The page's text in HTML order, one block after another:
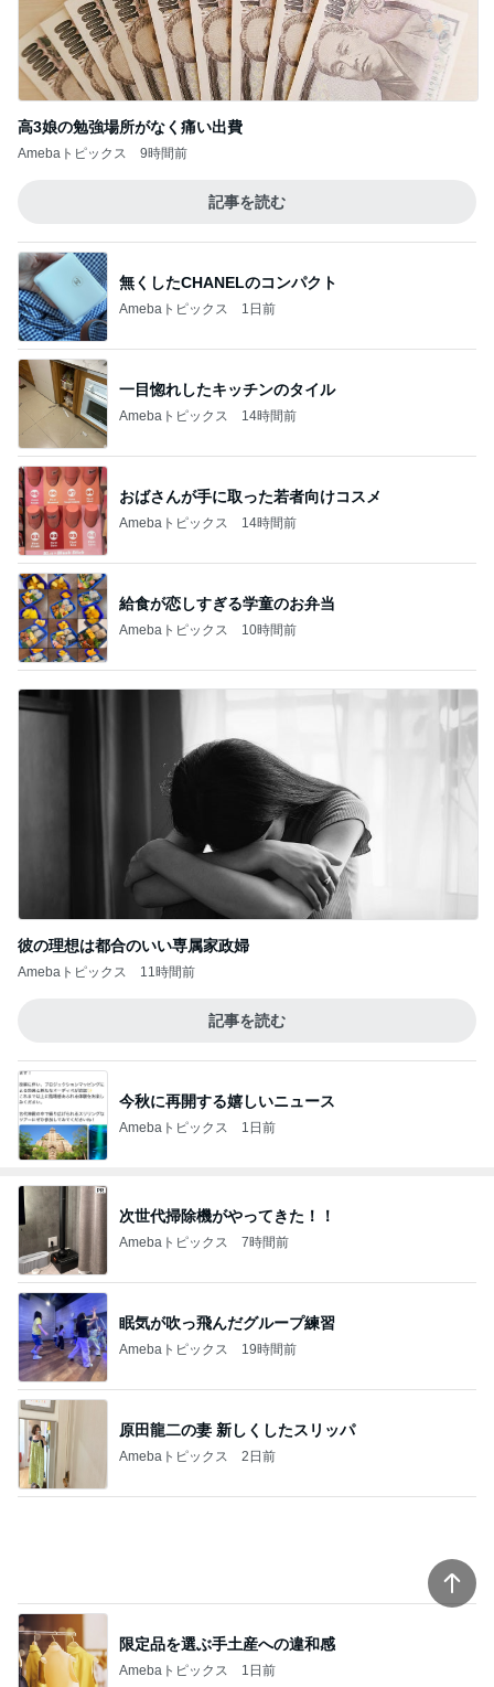
高3娘の勉強場所がなく痛い出費
Amebaトピックス 9時間前
記事を読む
無くしたCHANELのコンパクト
Amebaトピックス 1日前
一目惚れしたキッチンのタイル
Amebaトピックス 14時間前
おばさんが手に取った若者向けコスメ
Amebaトピックス 14時間前
給食が恋しすぎる学童のお弁当
Amebaトピックス 10時間前
彼の理想は都合のいい専属家政婦
Amebaトピックス 11時間前
記事を読む
今秋に再開する嬉しいニュース
Amebaトピックス 1日前
次世代掃除機がやってきた！！
Amebaトピックス 7時間前
眠気が吹っ飛んだグループ練習
Amebaトピックス 19時間前
原田龍二の妻 新しくしたスリッパ
Amebaトピックス 2日前
限定品を選ぶ手土産への違和感
Amebaトピックス 1日前